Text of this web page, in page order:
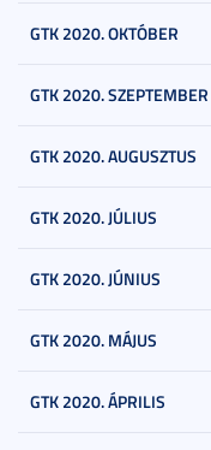
GTK 2020. OKTÓBER
GTK 2020. SZEPTEMBER
GTK 2020. AUGUSZTUS
GTK 2020. JÚLIUS
GTK 2020. JÚNIUS
GTK 2020. MÁJUS
GTK 2020. ÁPRILIS